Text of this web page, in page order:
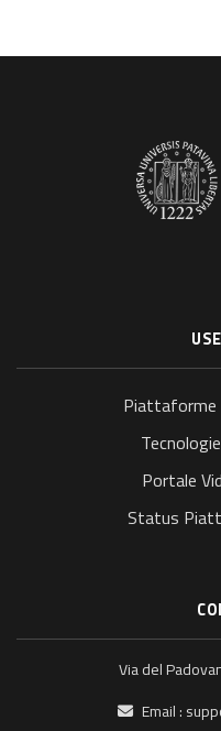
Piattaforme
Portale
Status
Via del
Email :